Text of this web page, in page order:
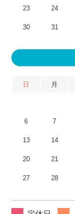
23 24
30 31
日 月
6 7
13 14
20 21
27 28